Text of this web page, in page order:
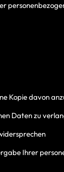
Kopie davon
Daten zu
Ihrer